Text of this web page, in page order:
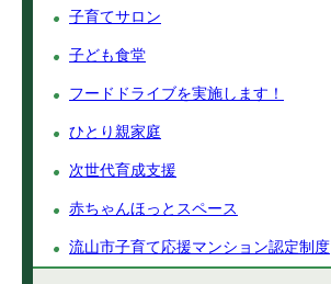
子育てサロン
子ども食堂
フードドライブを実施します！
ひとり親家庭
次世代育成支援
赤ちゃんほっとスペース
流山市子育て応援マンション認定制度